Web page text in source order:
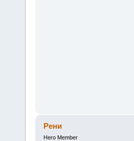
Рени
Hero Member